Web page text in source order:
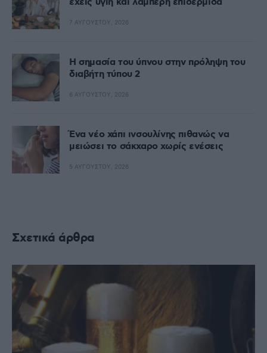
7 ΑΥΓΟΎΣΤΟΥ, 2026
Η σημασία του ύπνου στην πρόληψη του
διαβήτη τύπου 2
6 ΑΥΓΟΎΣΤΟΥ, 2026
Ένα νέο χάπι ινσουλίνης πιθανώς να
μειώσει το σάκχαρο χωρίς ενέσεις
5 ΑΥΓΟΎΣΤΟΥ, 2026
Σχετικά άρθρα